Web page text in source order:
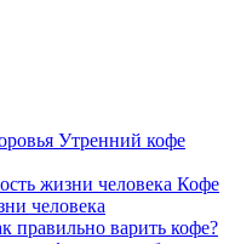
Утренний кофе
Кофе
человека
правильно варить кофе?